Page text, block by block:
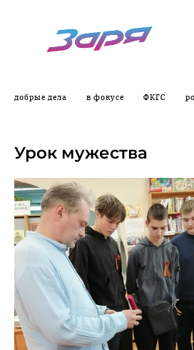
добрые дела в фокусе ФКГС
Урок мужества